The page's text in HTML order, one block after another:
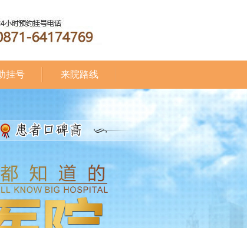
挂号 来院路线